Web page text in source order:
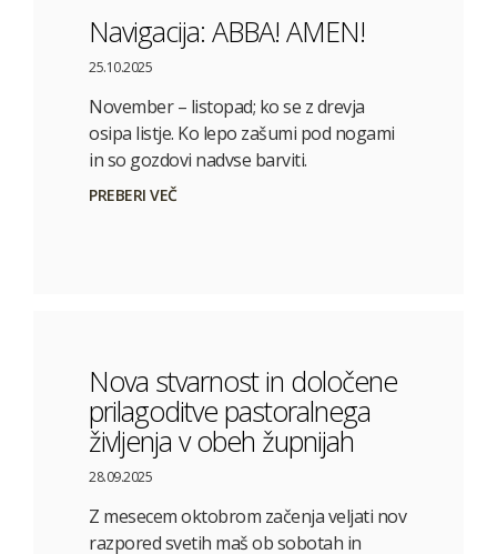
Navigacija: ABBA! AMEN!
25.10.2025
November – listopad; ko se z drevja
osipa listje. Ko lepo zašumi pod nogami
in so gozdovi nadvse barviti.
PREBERI VEČ
Nova stvarnost in določene
prilagoditve pastoralnega
življenja v obeh župnijah
28.09.2025
Z mesecem oktobrom začenja veljati nov
razpored svetih maš ob sobotah in